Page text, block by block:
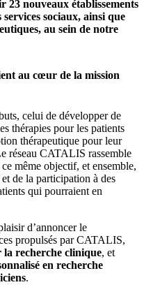
23 nouveaux établissements
sociaux, ainsi que
au sein de notre
au cœur de la mission
celui de développer de
thérapies pour les patients
thérapeutique pour leur
réseau CATALIS rassemble
même objectif, et ensemble,
de la participation à des
qui pourraient en
d’annoncer le
propulsés par CATALIS,
recherche clinique, et
en recherche
.